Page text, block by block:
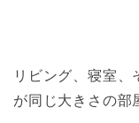
リビング、寝室、
が同じ大きさの部